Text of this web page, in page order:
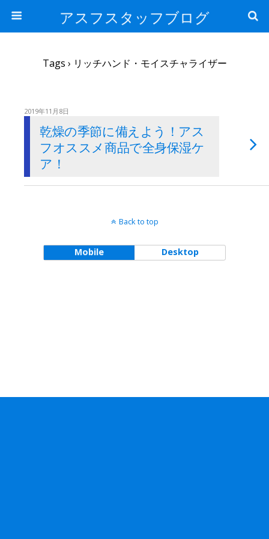
アスフスタッフブログ
Tags › リッチハンド・モイスチャライザー
2019年11月8日
乾燥の季節に備えよう！アス
フオススメ商品で全身保湿ケ
ア！
Back to top
Mobile Desktop